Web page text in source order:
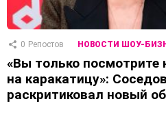
0 Репостов НОВОСТИ ШОУ-
«Вы только посмотрите
на каракатицу»:
раскритиковал новый